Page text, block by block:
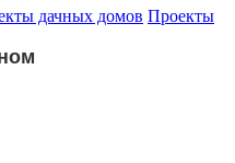
дачных домов Проекты